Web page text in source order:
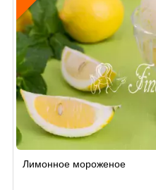
поЛимонное мороженое